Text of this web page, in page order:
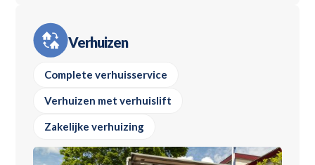
Verhuizen
Complete verhuisservice
Verhuizen met verhuislift
Zakelijke verhuizing